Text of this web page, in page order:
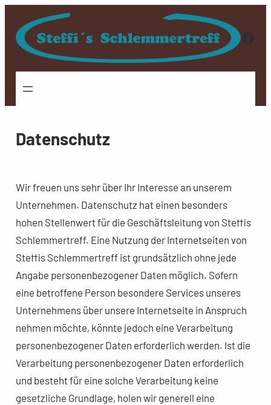
Inhalt
springen
Datenschutz
Wir freuen uns sehr über Ihr Interesse an unserem
Unternehmen. Datenschutz hat einen besonders
hohen Stellenwert für die Geschäftsleitung von Steffis
Schlemmertreff. Eine Nutzung der Internetseiten von
Steffis Schlemmertreff ist grundsätzlich ohne jede
Angabe personenbezogener Daten möglich. Sofern
eine betroffene Person besondere Services unseres
Unternehmens über unsere Internetseite in Anspruch
nehmen möchte, könnte jedoch eine Verarbeitung
personenbezogener Daten erforderlich werden. Ist die
Verarbeitung personenbezogener Daten erforderlich
und besteht für eine solche Verarbeitung keine
gesetzliche Grundlage, holen wir generell eine